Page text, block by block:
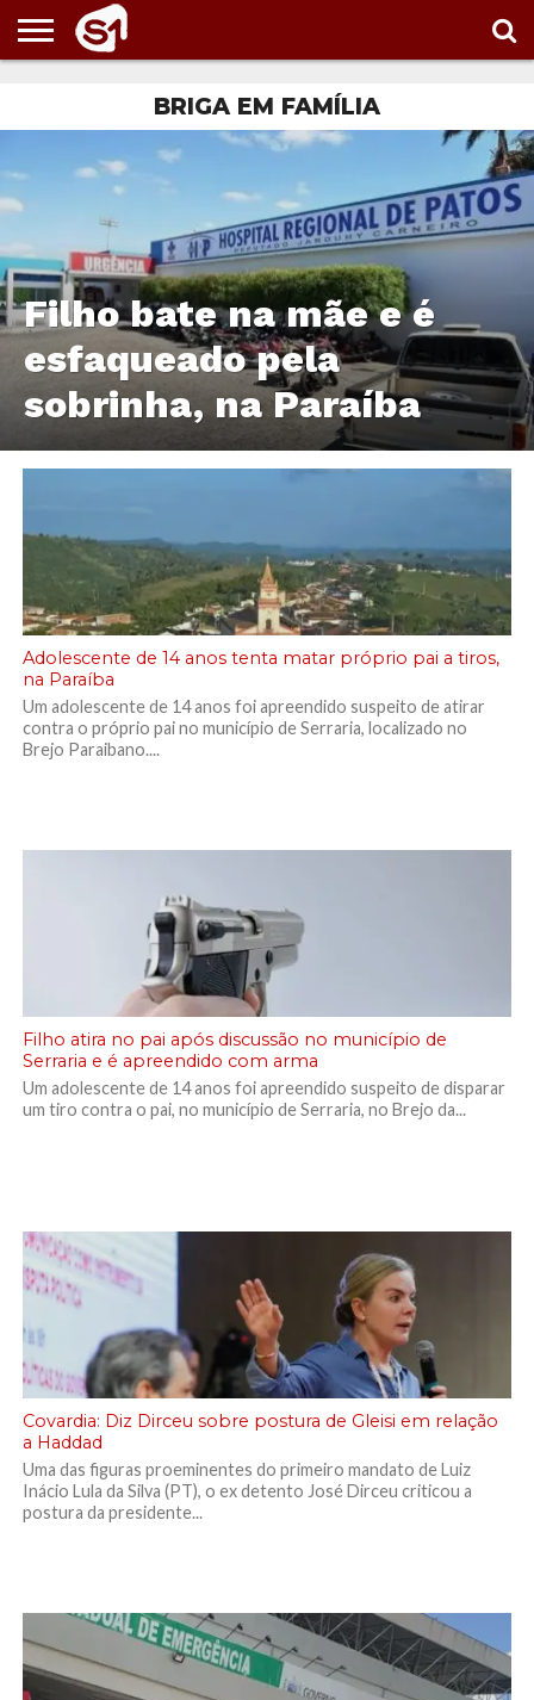
ENTRETENIMENTOBRIGA EM FAMÍLIA
Filho bate na mãe e é
esfaqueado pela
sobrinha, na Paraíba
Adolescente de 14 anos tenta matar próprio pai a tiros,
na Paraíba
Um adolescente de 14 anos foi apreendido suspeito de atirar
contra o próprio pai no município de Serraria, localizado no
Brejo Paraibano....
Filho atira no pai após discussão no município de
Serraria e é apreendido com arma
Um adolescente de 14 anos foi apreendido suspeito de disparar
um tiro contra o pai, no município de Serraria, no Brejo da...
Covardia: Diz Dirceu sobre postura de Gleisi em relação
a Haddad
Uma das figuras proeminentes do primeiro mandato de Luiz
Inácio Lula da Silva (PT), o ex detento José Dirceu criticou a
postura da presidente...